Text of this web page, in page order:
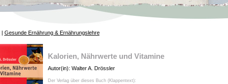
| Gesunde Ernährung & Ernährungslehre
Kalorien, Nährwerte und Vitamine
Autor(in): Walter A. Drössler
Der Verlag über dieses Buch (Klappentext):